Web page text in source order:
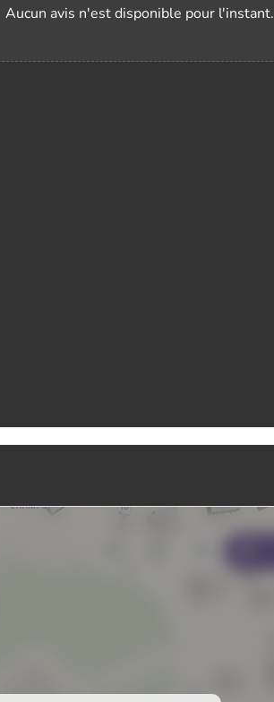
Aucun avis n'est disponible pour l'instant.